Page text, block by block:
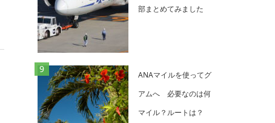
部まとめてみました
ANAマイルを使ってグ
アムへ 必要なのは何
マイル？ルートは？